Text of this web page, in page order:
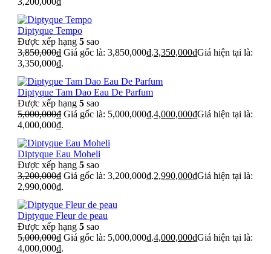
Diptyque Tempo
Được xếp hạng 5 sao
3,850,000₫ Giá gốc là: 3,850,000₫.3,350,000₫Giá hiện tại là:
3,350,000₫.
Diptyque Tam Dao Eau De Parfum
Được xếp hạng 5 sao
5,000,000₫ Giá gốc là: 5,000,000₫.4,000,000₫Giá hiện tại là:
4,000,000₫.
Diptyque Eau Moheli
Được xếp hạng 5 sao
3,200,000₫ Giá gốc là: 3,200,000₫.2,990,000₫Giá hiện tại là:
2,990,000₫.
Diptyque Fleur de peau
Được xếp hạng 5 sao
5,000,000₫ Giá gốc là: 5,000,000₫.4,000,000₫Giá hiện tại là:
4,000,000₫.